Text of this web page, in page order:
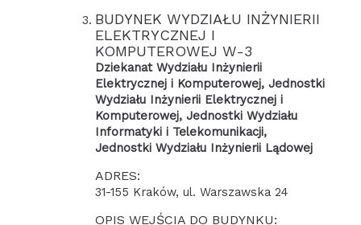
BUDYNEK WYDZIAŁU INŻYNIERII
ELEKTRYCZNEJ I
KOMPUTEROWEJ W-3
Dziekanat Wydziału Inżynierii
Elektrycznej i Komputerowej, Jednostki
Wydziału Inżynierii Elektrycznej i
Komputerowej, Jednostki Wydziału
Informatyki i Telekomunikacji,
Jednostki Wydziału Inżynierii Lądowej
ADRES:
31-155 Kraków, ul. Warszawska 24
OPIS WEJŚCIA DO BUDYNKU: